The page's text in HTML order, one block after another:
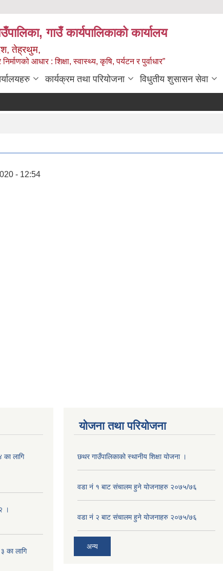
गाउँ कार्यपालिकाको कार्यालय
तेह्रथुम,
आधार : शिक्षा, स्वास्थ्य, कृषि, पर्यटन र पुर्वाधार”
कार्यक्रम तथा परियोजना विधुतीय शुसासन सेवा
- 12:54
लागि
।
का लागि
योजना तथा परियोजना
छथर गाउँपालिकाको स्थानीय शिक्षा योजना ।
वडा नं १ बाट संचालम हुने योजनाहरु २०७५/७६
वडा नं २ बाट संचालम हुने योजनाहरु २०७५/७६
अन्य